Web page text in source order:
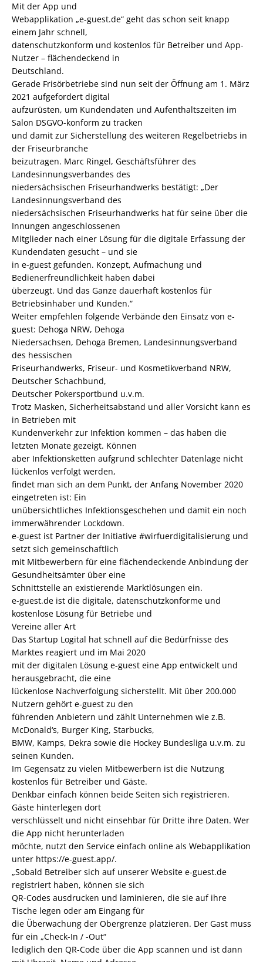
Mit der App und
Webapplikation „e-guest.de“ geht das schon seit knapp
einem Jahr schnell,
datenschutzkonform und kostenlos für Betreiber und App-
Nutzer – flächendeckend in
Deutschland.
Gerade Frisörbetriebe sind nun seit der Öffnung am 1. März
2021 aufgefordert digital
aufzurüsten, um Kundendaten und Aufenthaltszeiten im
Salon DSGVO-konform zu tracken
und damit zur Sicherstellung des weiteren Regelbetriebs in
der Friseurbranche
beizutragen. Marc Ringel, Geschäftsführer des
Landesinnungsverbandes des
niedersächsischen Friseurhandwerks bestätigt: „Der
Landesinnungsverband des
niedersächsischen Friseurhandwerks hat für seine über die
Innungen angeschlossenen
Mitglieder nach einer Lösung für die digitale Erfassung der
Kundendaten gesucht – und sie
in e-guest gefunden. Konzept, Aufmachung und
Bedienerfreundlichkeit haben dabei
überzeugt. Und das Ganze dauerhaft kostenlos für
Betriebsinhaber und Kunden.“
Weiter empfehlen folgende Verbände den Einsatz von e-
guest: Dehoga NRW, Dehoga
Niedersachsen, Dehoga Bremen, Landesinnungsverband
des hessischen
Friseurhandwerks, Friseur- und Kosmetikverband NRW,
Deutscher Schachbund,
Deutscher Pokersportbund u.v.m.
Trotz Masken, Sicherheitsabstand und aller Vorsicht kann es
in Betrieben mit
Kundenverkehr zur Infektion kommen – das haben die
letzten Monate gezeigt. Können
aber Infektionsketten aufgrund schlechter Datenlage nicht
lückenlos verfolgt werden,
findet man sich an dem Punkt, der Anfang November 2020
eingetreten ist: Ein
unübersichtliches Infektionsgeschehen und damit ein noch
immerwährender Lockdown.
e-guest ist Partner der Initiative #wirfuerdigitalisierung und
setzt sich gemeinschaftlich
mit Mitbewerbern für eine flächendeckende Anbindung der
Gesundheitsämter über eine
Schnittstelle an existierende Marktlösungen ein.
e-guest.de ist die digitale, datenschutzkonforme und
kostenlose Lösung für Betriebe und
Vereine aller Art
Das Startup Logital hat schnell auf die Bedürfnisse des
Marktes reagiert und im Mai 2020
mit der digitalen Lösung e-guest eine App entwickelt und
herausgebracht, die eine
lückenlose Nachverfolgung sicherstellt. Mit über 200.000
Nutzern gehört e-guest zu den
führenden Anbietern und zählt Unternehmen wie z.B.
McDonald‘s, Burger King, Starbucks,
BMW, Kamps, Dekra sowie die Hockey Bundesliga u.v.m. zu
seinen Kunden.
Im Gegensatz zu vielen Mitbewerbern ist die Nutzung
kostenlos für Betreiber und Gäste.
Denkbar einfach können beide Seiten sich registrieren.
Gäste hinterlegen dort
verschlüsselt und nicht einsehbar für Dritte ihre Daten. Wer
die App nicht herunterladen
möchte, nutzt den Service einfach online als Webapplikation
unter https://e-guest.app/.
„Sobald Betreiber sich auf unserer Website e-guest.de
registriert haben, können sie sich
QR-Codes ausdrucken und laminieren, die sie auf ihre
Tische legen oder am Eingang für
die Überwachung der Obergrenze platzieren. Der Gast muss
für ein „Check-In / -Out“
lediglich den QR-Code über die App scannen und ist dann